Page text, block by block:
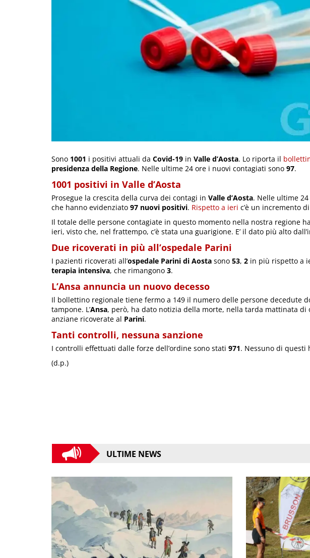
Sono 1001 i positivi attuali da Covid-19 in Valle d’Aosta. Lo riporta il
presidenza della Regione. Nelle ultime 24 ore i nuovi contagiati sono 97.
1001 positivi in Valle d’Aosta
Prosegue la crescita della curva dei contagi in Valle d’Aosta. Nelle ultime
che hanno evidenziato 97 nuovi positivi. Rispetto a ieri c’è un incremento di
Il totale delle persone contagiate in questo momento nella nostra regione
ieri, visto che, nel frattempo, c’è stata una guarigione. E’ il dato più alto
Due ricoverati in più all’ospedale Parini
I pazienti ricoverati all’ospedale Parini di Aosta sono 53, 2 in più rispetto a
terapia intensiva, che rimangono 3.
L’Ansa annuncia un nuovo decesso
Il bollettino regionale tiene fermo a 149 il numero delle persone decedute
tampone. L’Ansa, però, ha dato notizia della morte, nella tarda mattinata
anziane ricoverate al Parini.
Tanti controlli, nessuna sanzione
I controlli effettuati dalle forze dell’ordine sono stati 971. Nessuno di questi
(d.p.)
ULTIME NEWS